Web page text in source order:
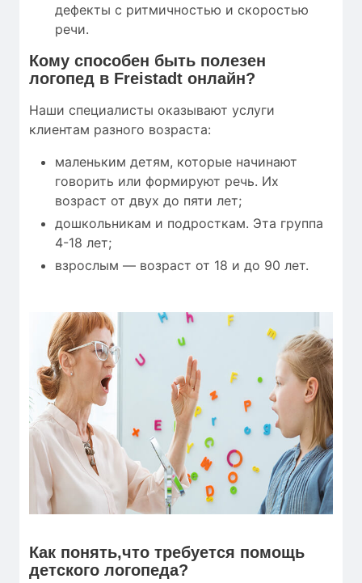
дефекты с ритмичностью и скоростью
речи.
Кому способен быть полезен
логопед в Freistadt онлайн?
Наши специалисты оказывают услуги
клиентам разного возраста:
маленьким детям, которые начинают
говорить или формируют речь. Их
возраст от двух до пяти лет;
дошкольникам и подросткам. Эта группа
4-18 лет;
взрослым — возраст от 18 и до 90 лет.
Как понять,что требуется помощь
детского логопеда?